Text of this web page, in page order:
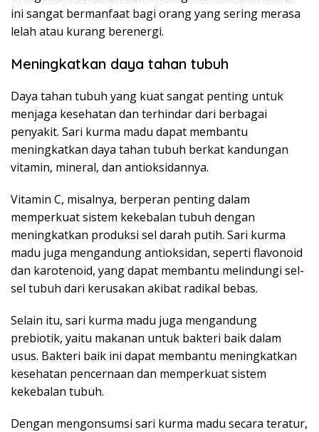
ini sangat bermanfaat bagi orang yang sering merasa
lelah atau kurang berenergi.
Meningkatkan daya tahan tubuh
Daya tahan tubuh yang kuat sangat penting untuk
menjaga kesehatan dan terhindar dari berbagai
penyakit. Sari kurma madu dapat membantu
meningkatkan daya tahan tubuh berkat kandungan
vitamin, mineral, dan antioksidannya.
Vitamin C, misalnya, berperan penting dalam
memperkuat sistem kekebalan tubuh dengan
meningkatkan produksi sel darah putih. Sari kurma
madu juga mengandung antioksidan, seperti flavonoid
dan karotenoid, yang dapat membantu melindungi sel-
sel tubuh dari kerusakan akibat radikal bebas.
Selain itu, sari kurma madu juga mengandung
prebiotik, yaitu makanan untuk bakteri baik dalam
usus. Bakteri baik ini dapat membantu meningkatkan
kesehatan pencernaan dan memperkuat sistem
kekebalan tubuh.
Dengan mengonsumsi sari kurma madu secara teratur,